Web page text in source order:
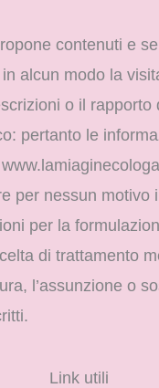
contenuti e
alcun modo la
o il rapporto
pertanto le
per nessun motivo
per la
di trattamento
l’assunzione o
Link utili